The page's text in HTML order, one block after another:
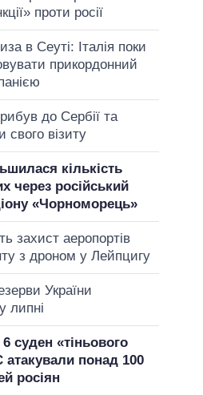
проти росії
в Сеуті: Італія поки
прикордонний
до Сербії та
свого візиту
кількість
через російський
«Чорноморець»
захист аеропортів
з дроном у Лейпцигу
України
липні
суден «тіньового
понад 100
росіян